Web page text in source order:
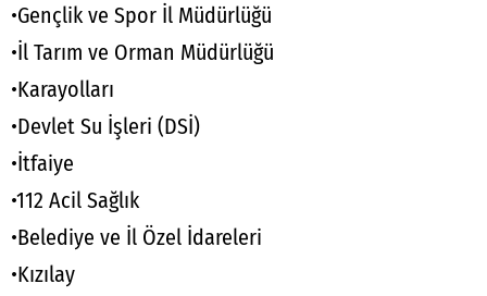
•Gençlik ve Spor İl Müdürlüğü
•İl Tarım ve Orman Müdürlüğü
•Karayolları
•Devlet Su İşleri (DSİ)
•İtfaiye
•112 Acil Sağlık
•Belediye ve İl Özel İdareleri
•Kızılay